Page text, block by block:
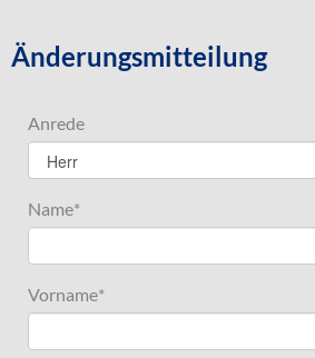
Änderungsmitteilung
Anrede
Name*
Vorname*